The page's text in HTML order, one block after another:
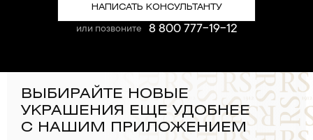
НАПИСАТЬ КОНСУЛЬТАНТУ
или позвоните 8 800 777-19-12
ВЫБИРАЙТЕ НОВЫЕ
УКРАШЕНИЯ ЕЩЕ УДОБНЕЕ
С НАШИМ ПРИЛОЖЕНИЕМ